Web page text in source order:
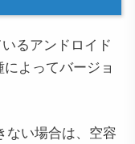
るアンドロイド
よってバージョ
ない場合は、空容